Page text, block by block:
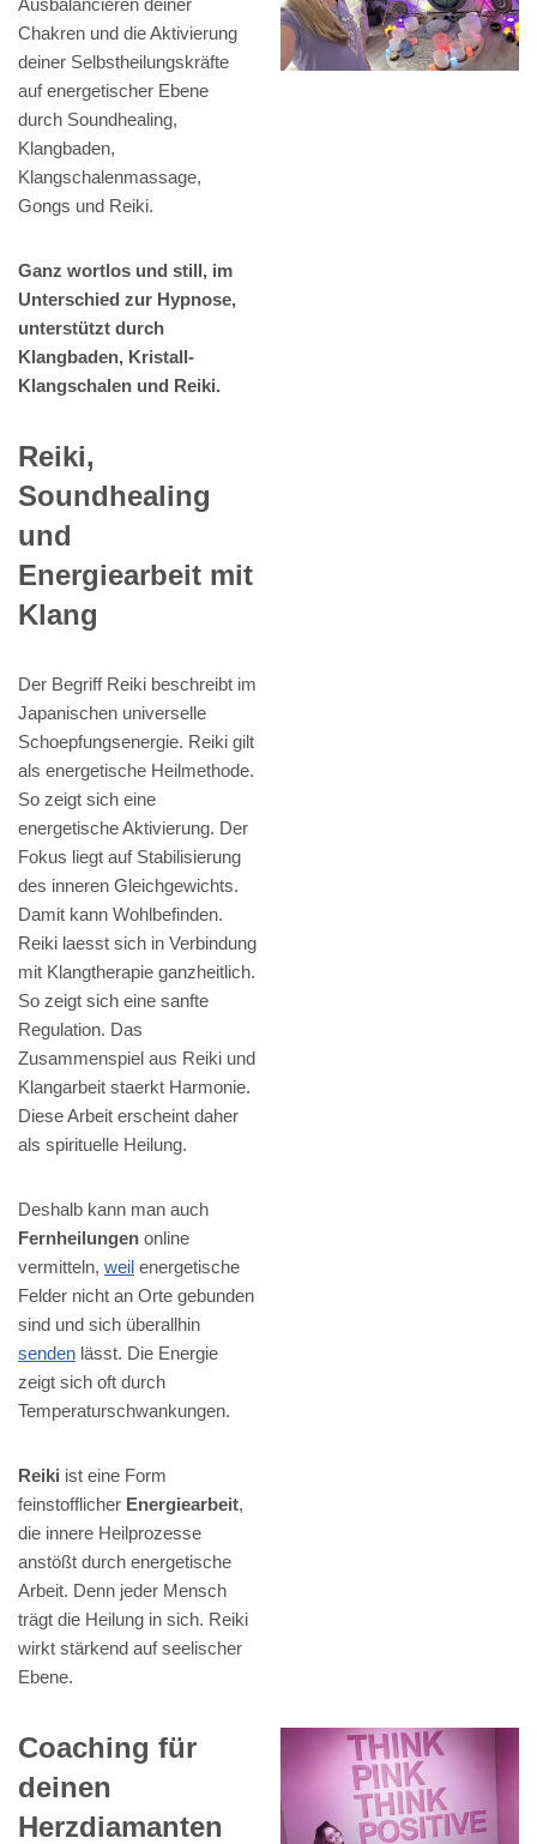
Chakren und die Aktivierung
deiner Selbstheilungskräfte
auf energetischer Ebene
durch Soundhealing,
Klangbaden,
Klangschalenmassage,
Gongs und Reiki.
Ganz wortlos und still, im
Unterschied zur Hypnose,
unterstützt durch
Klangbaden, Kristall-
Klangschalen und Reiki.
Reiki,
Soundhealing
und
Energiearbeit mit
Klang
Der Begriff Reiki beschreibt im
Japanischen universelle
Schoepfungsenergie. Reiki gilt
als energetische Heilmethode.
So zeigt sich eine
energetische Aktivierung. Der
Fokus liegt auf Stabilisierung
des inneren Gleichgewichts.
Damit kann Wohlbefinden.
Reiki laesst sich in Verbindung
mit Klangtherapie ganzheitlich.
So zeigt sich eine sanfte
Regulation. Das
Zusammenspiel aus Reiki und
Klangarbeit staerkt Harmonie.
Diese Arbeit erscheint daher
als spirituelle Heilung.
Deshalb kann man auch
Fernheilungen online
vermitteln, weil energetische
Felder nicht an Orte gebunden
sind und sich überallhin
senden lässt. Die Energie
zeigt sich oft durch
Temperaturschwankungen.
Reiki ist eine Form
feinstofflicher Energiearbeit,
die innere Heilprozesse
anstößt durch energetische
Arbeit. Denn jeder Mensch
trägt die Heilung in sich. Reiki
wirkt stärkend auf seelischer
Ebene.
Coaching für
deinen
Herzdiamanten